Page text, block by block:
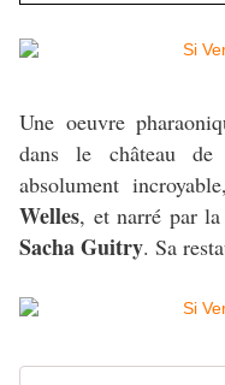
Une oeuvre
dans le château
absolument
Welles, et narré par
Sacha Guitry. Sa